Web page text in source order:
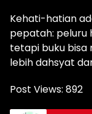
Kehati-hatian
pepatah: peluru
tetapi buku bisa
lebih dahsyat
Post Views: 892